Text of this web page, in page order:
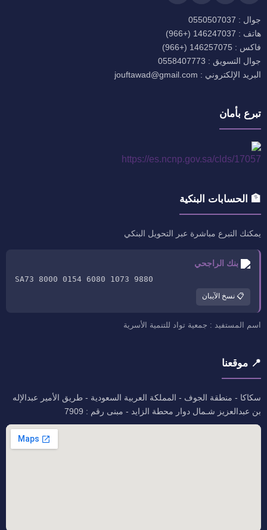
جوال : 0550507037
هاتف : 146247037 (+966)
فاكس : 146257075 (+966)
جوال التسويق : 0558407773
البريد الإلكتروني : jouftawad@gmail.com
تبرع بأمان
🏦 الحسابات البنكية
يمكنك التبرع مباشرة عبر التحويل البنكي
بنك الراجحي
SA73 8000 0154 6080 1073 9880
📋 نسخ الآيبان
اسم المستفيد : جمعية تواد للتنمية الأسرية
📍 موقعنا
سكاكا - منطقة الجوف - المملكة العربية السعودية - طريق الأمير عبدالإله
بن عبدالعزيز شـمال دوار محطة الزايد - مبنى رقم : 7909